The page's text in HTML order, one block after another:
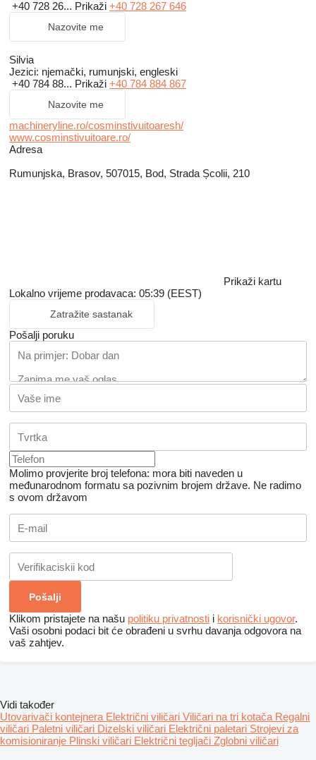
+40 728 26... Prikaži +40 728 267 646
Nazovite me
Silvia
Jezici: njemački, rumunjski, engleski
+40 784 88... Prikaži +40 784 884 867
Nazovite me
machineryline.ro/cosminstivuitoaresh/
www.cosminstivuitoare.ro/
Adresa
Rumunjska, Brasov, 507015, Bod, Strada Școlii, 210
Prikaži kartu
Lokalno vrijeme prodavaca: 05:39 (EEST)
Zatražite sastanak
Pošalji poruku
Molimo provjerite broj telefona: mora biti naveden u
međunarodnom formatu sa pozivnim brojem države. Ne radimo
s ovom državom
Klikom pristajete na našu politiku privatnosti i korisnički ugovor.
Vaši osobni podaci bit će obrađeni u svrhu davanja odgovora na
vaš zahtjev.
Vidi također
Utovarivači kontejnera Električni viličari Viličari na tri kotača Regalni
viličari Paletni viličari Dizelski viličari Električni paletari Strojevi za
komisioniranje Plinski viličari Električni tegljači Zglobni viličari